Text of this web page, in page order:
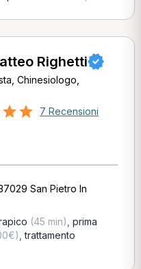
Righetti
Chinesiologo,
7 Recensioni
San Pietro In
(45 min) prima
,trattamento